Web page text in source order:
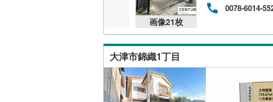
画像21枚
0078-6014-
大津市錦織1丁目